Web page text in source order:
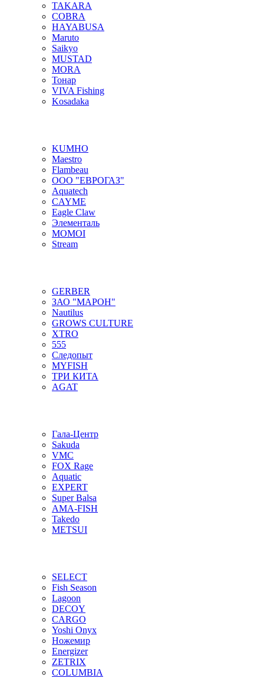
TAKARA
COBRA
HAYABUSA
Maruto
Saikyo
MUSTAD
MORA
Тонар
VIVA Fishing
Kosadaka
KUMHO
Maestro
Flambeau
ООО "ЕВРОГАЗ"
Aquatech
CAYME
Eagle Claw
Элементаль
MOMOI
Stream
GERBER
ЗАО "МАРОН"
Nautilus
GROWS CULTURE
XTRO
555
Следопыт
MYFISH
ТРИ КИТА
AGAT
Гала-Центр
Sakuda
VMC
FOX Rage
Aquatic
EXPERT
Super Balsa
AMA-FISH
Takedo
METSUI
SELECT
Fish Season
Lagoon
DECOY
CARGO
Yoshi Onyx
Ножемир
Energizer
ZETRIX
COLUMBIA